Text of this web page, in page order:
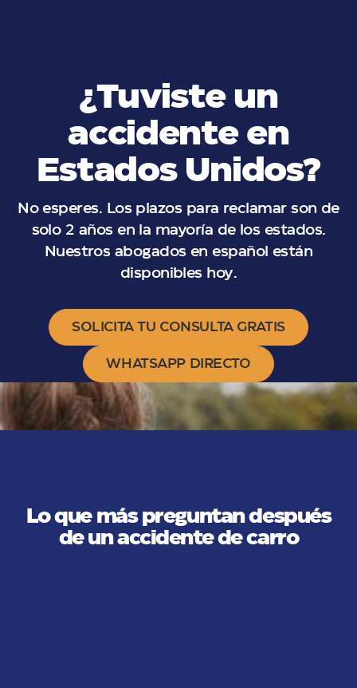
¿Tuviste un
accidente en
Estados Unidos?
No esperes. Los plazos para reclamar son de
solo 2 años en la mayoría de los estados.
Nuestros abogados en español están
disponibles hoy.
SOLICITA TU CONSULTA GRATIS
WHATSAPP DIRECTO
Lo que más preguntan después
de un accidente de carro